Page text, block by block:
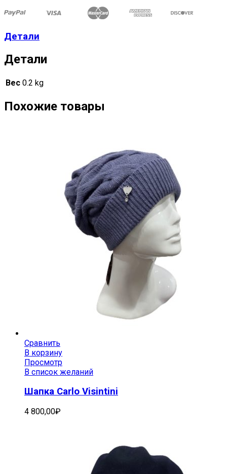
Детали
Детали
Вес 0.2 kg
Похожие товары
Сравнить
В корзину
Просмотр
В список желаний
Шапка Carlo Visintini
4 800,00₽